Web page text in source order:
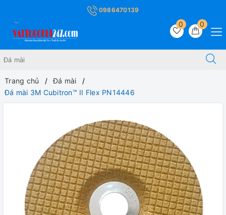
0986470139
0
0
Trang chủ
Đá mài
Đá mài 3M Cubitron™ II Flex PN14446